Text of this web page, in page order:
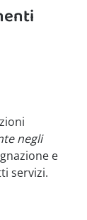
negli
e
servizi.